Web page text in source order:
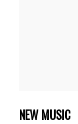
NEW MUSIC